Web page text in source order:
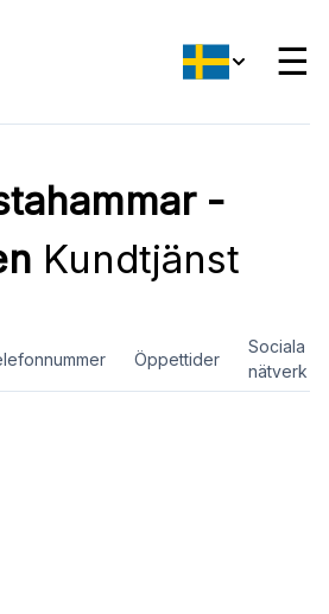
☰
-
Kundtjänst
Öppettider
Sociala
nätverk